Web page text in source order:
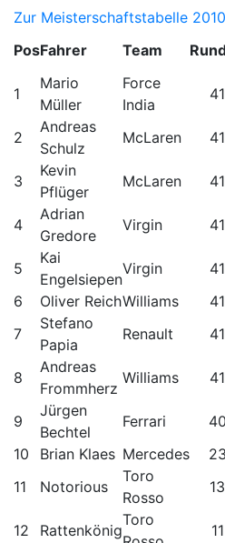
Zur Meisterschaftstabelle 2010
PosFahrer Team
1
Mario
Müller
Force
India
41
2
Andreas
Schulz
McLaren 41
3
Kevin
Pflüger
McLaren 41
4
Adrian
Gredore
Virgin 41
5
Kai
Engelsiepen
Virgin 41
6
Oliver ReichWilliams 41
7
Stefano
Papia
Renault 41
8
Andreas
Frommherz
Williams 41
9
Jürgen
Bechtel
Ferrari 40
10
Brian Klaes Mercedes 23
11
Notorious
Toro
Rosso
13
12 Rattenkönig
Toro
11